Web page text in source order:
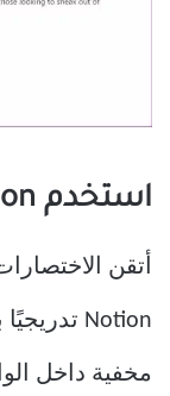
استخدم Notion مثل المحترفين
أتقن
مخفية داخل